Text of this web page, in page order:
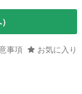
事項 お気に入り